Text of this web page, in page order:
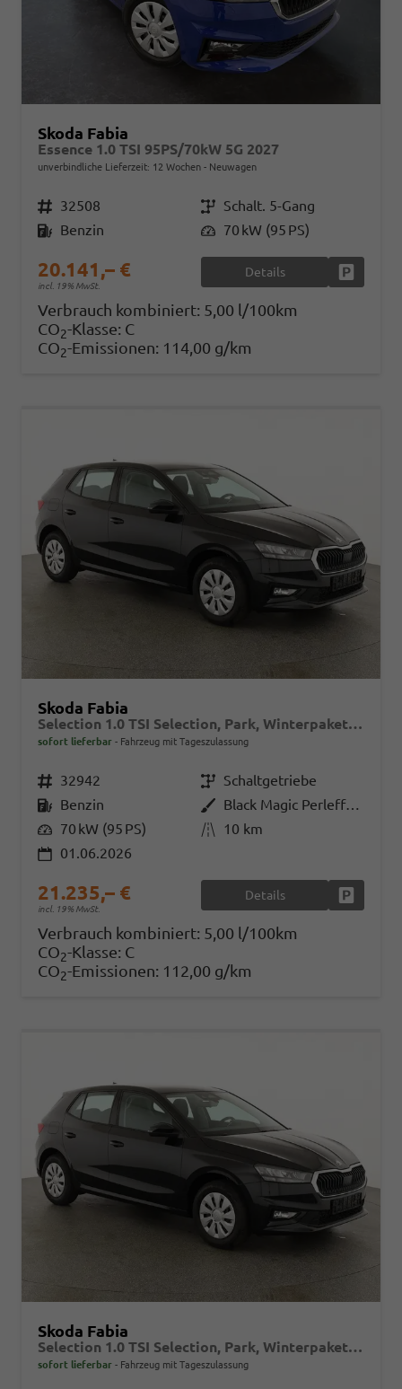
Skoda Fabia
Essence 1.0 TSI 95PS/70kW 5G 2027
unverbindliche Lieferzeit: 12 Wochen Neuwagen
Fahrzeugnr. 32508 GetriebeSchalt. 5-Gang
Kraftstoff Benzin Leistung 70 kW (95 PS)
20.141,– €
incl. 19% MwSt.
Details
Verbrauch kombiniert: 5,00 l/100km
CO2-Klasse: C
CO2-Emissionen: 114,00 g/km
Skoda Fabia
Selection 1.0 TSI Selection, Park, Winterpaket, SmartLink, 4 J.-Garantie
sofort lieferbar Fahrzeug mit Tageszulassung
Fahrzeugnr. 32942 GetriebeSchaltgetriebe
Kraftstoff Benzin Außenfarbe
Black Magic Perleffekt
Leistung 70 kW (95 PS) Kilometerstand 10 km
01.06.2026
21.235,– €
incl. 19% MwSt.
Details
Verbrauch kombiniert: 5,00 l/100km
CO2-Klasse: C
CO2-Emissionen: 112,00 g/km
Skoda Fabia
Selection 1.0 TSI Selection, Park, Winterpaket, SmartLink, 4 J.-Garantie
sofort lieferbar Fahrzeug mit Tageszulassung